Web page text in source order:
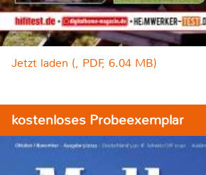
Jetzt laden (, PDF, 6.04 MB)
kostenloses Probeexemplar